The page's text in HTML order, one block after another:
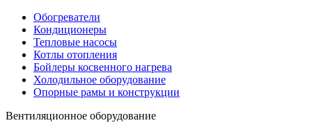
Обогреватели
Кондиционеры
Тепловые насосы
Котлы отопления
Бойлеры косвенного нагрева
Холодильное оборудование
Опорные рамы и конструкции
Вентиляционное оборудование